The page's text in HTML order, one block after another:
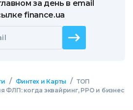
за день в email
finance.ua
/ Финтех и Карты / ТОП
ФЛП: когда эквайринг, РРО и бизнес